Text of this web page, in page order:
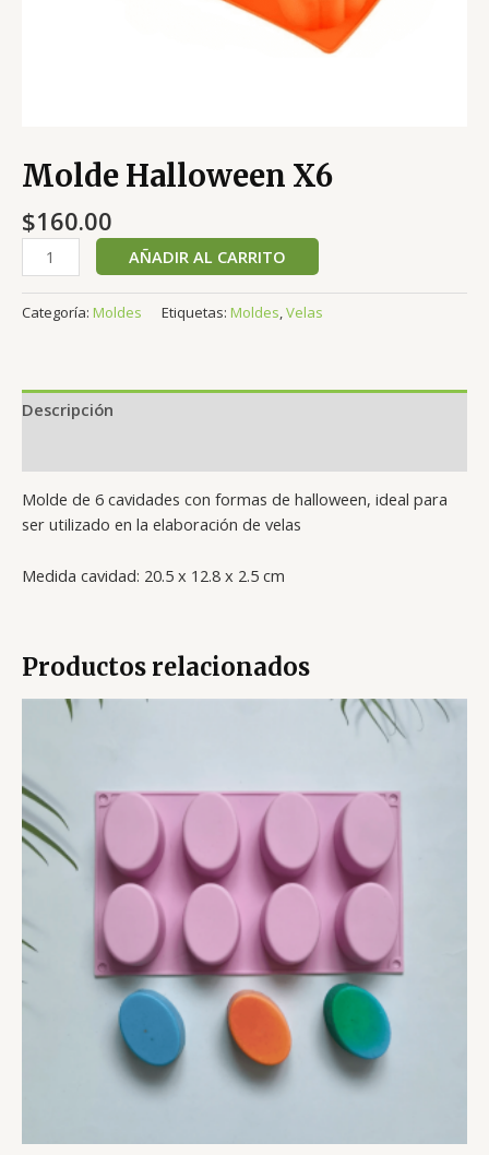
Molde Halloween X6
$160.00
AÑADIR AL CARRITO
Categoría: Moldes Etiquetas: Moldes,Velas
Descripción
Molde de 6 cavidades con formas de halloween, ideal para
ser utilizado en la elaboración de velas
Medida cavidad: 20.5 x 12.8 x 2.5 cm
Productos relacionados